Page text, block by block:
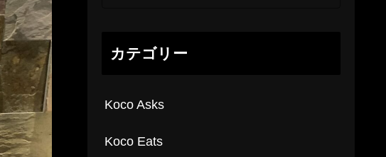
カテゴリー
Koco Asks
Koco Eats